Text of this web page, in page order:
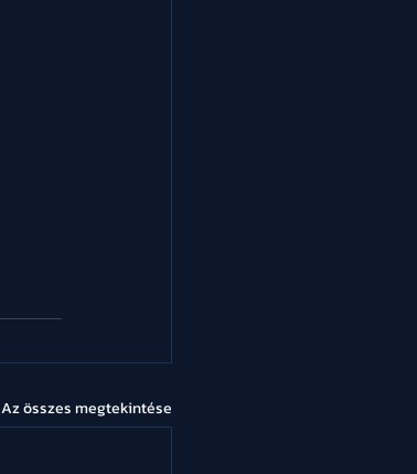
Az összes megtekintése